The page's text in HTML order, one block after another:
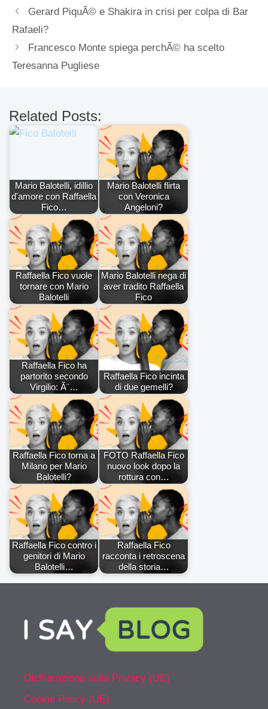
Gerard PiquÃ© e Shakira in crisi per colpa di Bar
Rafaeli?
Francesco Monte spiega perchÃ© ha scelto
Teresanna Pugliese
Related Posts:
Mario Balotelli, idillio
d'amore con Raffaella
Fico…
Mario Balotelli flirta
con Veronica
Angeloni?
Raffaella Fico vuole
tornare con Mario
Balotelli
Mario Balotelli nega di
aver tradito Raffaella
Fico
Raffaella Fico ha
partorito secondo
Virgilio: Ã¨…
Raffaella Fico incinta
di due gemelli?
Raffaella Fico torna a
Milano per Mario
Balotelli?
FOTO Raffaella Fico
nuovo look dopo la
rottura con…
Raffaella Fico contro i
genitori di Mario
Balotelli…
Raffaella Fico
racconta i retroscena
della storia…
Dichiarazione sulla Privacy (UE)
Cookie Policy (UE)